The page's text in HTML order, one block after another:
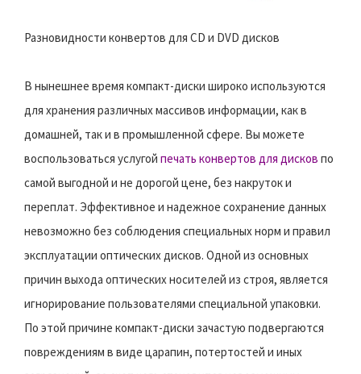
Разновидности конвертов для CD и DVD дисков
В нынешнее время компакт-диски широко используются
для хранения различных массивов информации, как в
домашней, так и в промышленной сфере. Вы можете
воспользоваться услугой печать конвертов для дисков по
самой выгодной и не дорогой цене, без накруток и
переплат. Эффективное и надежное сохранение данных
невозможно без соблюдения специальных норм и правил
эксплуатации оптических дисков. Одной из основных
причин выхода оптических носителей из строя, является
игнорирование пользователями специальной упаковки.
По этой причине компакт-диски зачастую подвергаются
повреждениям в виде царапин, потертостей и иных